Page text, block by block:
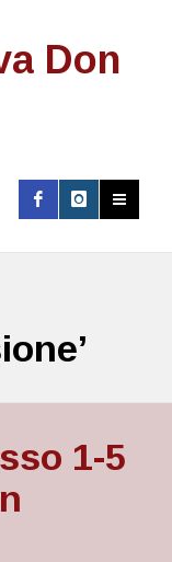
Don
1-5